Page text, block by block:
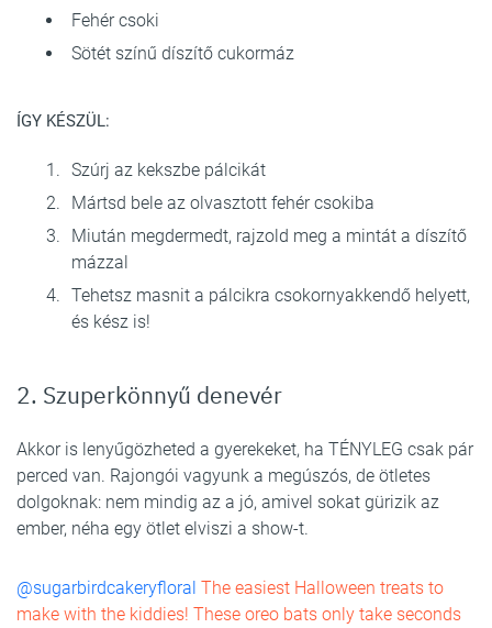
Fehér csoki
Sötét színű díszítő cukormáz
ÍGY KÉSZÜL:
Szúrj az kekszbe pálcikát
Mártsd bele az olvasztott fehér csokiba
Miután megdermedt, rajzold meg a mintát a díszítő
mázzal
Tehetsz masnit a pálcikra csokornyakkendő helyett,
és kész is!
2. Szuperkönnyű denevér
Akkor is lenyűgözheted a gyerekeket, ha TÉNYLEG csak pár
perced van. Rajongói vagyunk a megúszós, de ötletes
dolgoknak: nem mindig az a jó, amivel sokat gürizik az
ember, néha egy ötlet elviszi a show-t.
@sugarbirdcakeryfloral The easiest Halloween treats to
make with the kiddies! These oreo bats only take seconds